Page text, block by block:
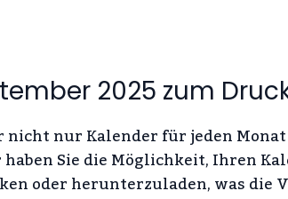
2025 zum
nur Kalender für jeden Monat
Sie die Möglichkeit, Ihren
oder herunterzuladen, was die